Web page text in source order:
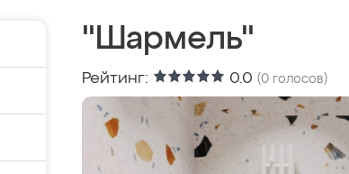
"Шармель"
Рейтинг: 0.0 (0 голосов)